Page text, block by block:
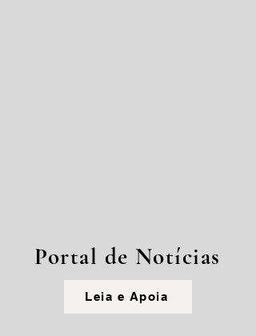
Portal de Notícias
Leia e Apoia